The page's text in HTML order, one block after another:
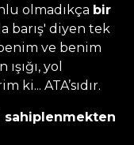
olmadıkça bir
barış' diyen tek
ve benim
yol
ATA’sıdır.